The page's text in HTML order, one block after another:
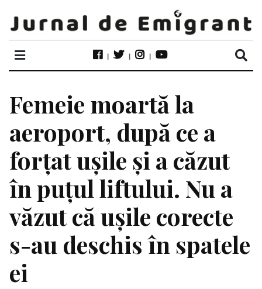
Femeie moartă la
aeroport, după ce a
forţat uşile şi a căzut
în puţul liftului. Nu a
văzut că uşile corecte
s-au deschis în spatele
ei